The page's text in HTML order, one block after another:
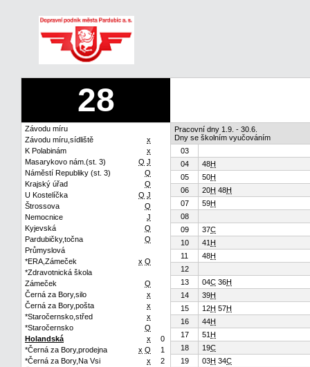
28
Závodu míru
Závodu míru,sídliště
x
K Polabinám
x
Masarykovo nám.(st. 3)
Q J
Náměstí Republiky (st. 3)
Q
Krajský úřad
Q
U Kostelíčka
Q J
Štrossova
Q
Nemocnice
J
Kyjevská
Q
Pardubičky,točna
Q
Průmyslová
*ERA,Zámeček
x Q
*Zdravotnická škola
Zámeček
Q
Černá za Bory,silo
x
Černá za Bory,pošta
x
*Staročernsko,střed
x
*Staročernsko
Q
Holandská
x
0
*Černá za Bory,prodejna
x Q
1
*Černá za Bory,Na Vsi
x
2
Pracovní dny 1.9. - 30.6.
Dny se školním vyučováním
03
04
48H
05
50H
06
20H 48H
07
59H
08
09
37C
10
41 H
11
48H
12
13
04C 36H
14
39H
15
12H 57H
16
44H
17
51H
18
19C
19
03H 34C